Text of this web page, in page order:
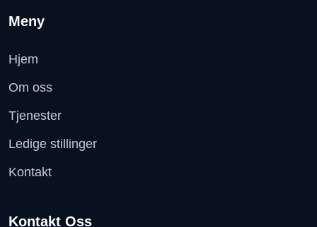
Meny
Hjem
Om oss
Tjenester
Ledige stillinger
Kontakt
Kontakt Oss